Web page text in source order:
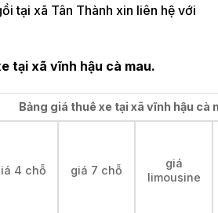
tại xã Tân Thành xin liên hệ với
tại xã vĩnh hậu cà mau.
Bảng giá thuê xe tại xã vĩnh hậu cà
4 chỗ giá 7 chỗ
giá
limousine